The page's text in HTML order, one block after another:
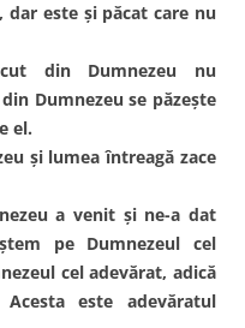
dar este şi păcat care nu
din Dumnezeu nu
Dumnezeu se păzeşte
el.
şi lumea întreagă zace
a venit şi ne-a dat
pe Dumnezeul cel
cel adevărat, adică
este adevăratul